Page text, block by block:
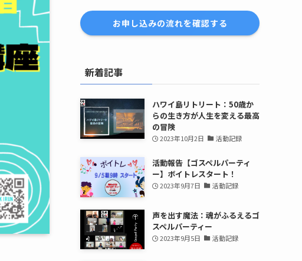
お申し込みの流れを確認する
新着記事
ハワイ島リトリート：50歳か
らの生き方が人生を変える最高
の冒険
2023年10月2日 活動記録
活動報告【ゴスペルパーティ
ー】ボイトレスタート！
2023年9月7日 活動記録
声を出す魔法：魂がふるえるゴ
スペルパーティー
2023年9月5日 活動記録